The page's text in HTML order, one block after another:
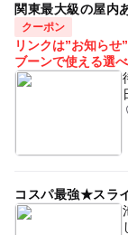
関東最大級の屋内
クーポン
リンクは”お知ら
ブーンで使える選
コスパ最強★スラ